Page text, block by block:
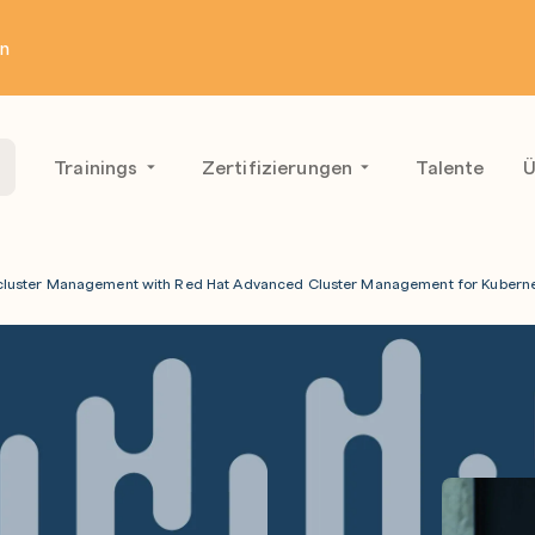
Trainings Zertifizierungen Talente
Management with Red Hat Advanced Cluster Management for